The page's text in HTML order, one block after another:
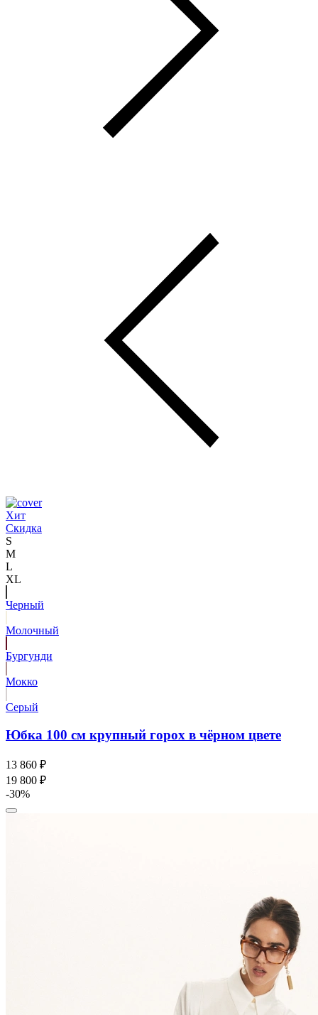
Хит
Скидка
S
M
L
XL
Черный
Молочный
Бургунди
Мокко
Серый
Юбка 100 см крупный горох в чёрном цвете
13 860 ₽
19 800 ₽
-30%